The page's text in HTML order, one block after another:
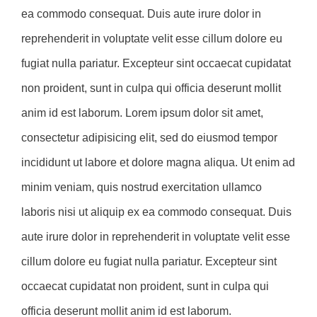
ea commodo consequat. Duis aute irure dolor in
reprehenderit in voluptate velit esse cillum dolore eu
fugiat nulla pariatur. Excepteur sint occaecat cupidatat
non proident, sunt in culpa qui officia deserunt mollit
anim id est laborum. Lorem ipsum dolor sit amet,
consectetur adipisicing elit, sed do eiusmod tempor
incididunt ut labore et dolore magna aliqua. Ut enim ad
minim veniam, quis nostrud exercitation ullamco
laboris nisi ut aliquip ex ea commodo consequat. Duis
aute irure dolor in reprehenderit in voluptate velit esse
cillum dolore eu fugiat nulla pariatur. Excepteur sint
occaecat cupidatat non proident, sunt in culpa qui
officia deserunt mollit anim id est laborum.